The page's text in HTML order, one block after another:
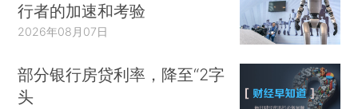
行者的加速和考验
2026年08月07日
部分银行房贷利率，降至“2字
头